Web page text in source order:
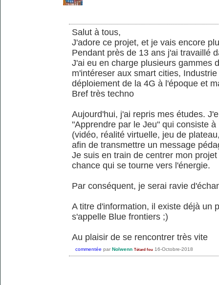
Salut à tous,
J'adore ce projet, et je vais encore
Pendant près de 13 ans j'ai travaillé
J'ai eu en charge plusieurs gammes
m'intéreser aux smart cities,
déploiement de la 4G à l'époque et
Bref très techno
Aujourd'hui, j'ai repris mes études.
"Apprendre par le Jeu" qui consiste
(vidéo, réalité virtuelle, jeu de
afin de transmettre un message
Je suis en train de centrer mon
chance qui se tourne vers l'énergie.
Par conséquent, je serai ravie
A titre d'information, il existe déjà un
s'appelle Blue frontiers ;)
Au plaisir de se rencontrer très vite
commentée par Nolwenn Tétard fou 16-Octobre-2018